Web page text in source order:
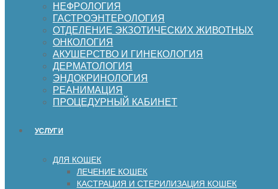
НЕФРОЛОГИЯ
ГАСТРОЭНТЕРОЛОГИЯ
ОТДЕЛЕНИЕ ЭКЗОТИЧЕСКИХ ЖИВОТНЫХ
ОНКОЛОГИЯ
АКУШЕРСТВО И ГИНЕКОЛОГИЯ
ДЕРМАТОЛОГИЯ
ЭНДОКРИНОЛОГИЯ
РЕАНИМАЦИЯ
ПРОЦЕДУРНЫЙ КАБИНЕТ
УСЛУГИ
ДЛЯ КОШЕК
ЛЕЧЕНИЕ КОШЕК
КАСТРАЦИЯ И СТЕРИЛИЗАЦИЯ КОШЕК